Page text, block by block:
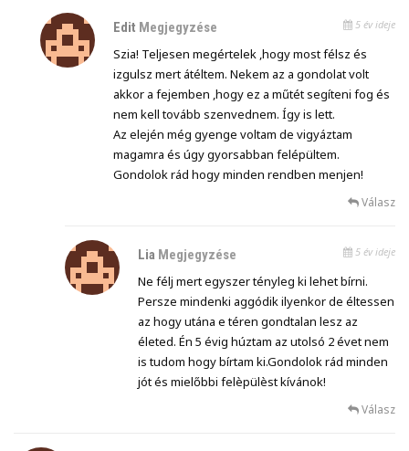
Edit Megjegyzése 5 év ideje
Szia! Teljesen megértelek ,hogy most félsz és
izgulsz mert átéltem. Nekem az a gondolat volt
akkor a fejemben ,hogy ez a műtét segíteni fog és
nem kell tovább szenvednem. Így is lett.
Az elején még gyenge voltam de vigyáztam
magamra és úgy gyorsabban felépültem.
Gondolok rád hogy minden rendben menjen!
Válasz
Lia Megjegyzése 5 év ideje
Ne félj mert egyszer tényleg ki lehet bírni.
Persze mindenki aggódik ilyenkor de éltessen
az hogy utána e téren gondtalan lesz az
életed. Én 5 évig húztam az utolsó 2 évet nem
is tudom hogy bírtam ki.Gondolok rád minden
jót és mielőbbi felèpülèst kívánok!
Válasz